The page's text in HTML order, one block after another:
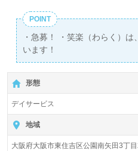
POINT
・急募！ ・笑楽（わらく）
います！
形態
デイサービス
地域
大阪府大阪市東住吉区公園南矢田3丁